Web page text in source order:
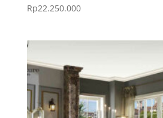
Rp22.250.000